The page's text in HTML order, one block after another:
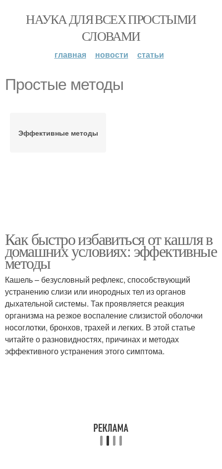
НАУКА ДЛЯ ВСЕХ ПРОСТЫМИ
СЛОВАМИ
главная новости статьи
Простые методы
Эффективные методы
Как быстро избавиться от кашля в
домашних условиях: эффективные
методы
Кашель – безусловный рефлекс, способствующий
устранению слизи или инородных тел из органов
дыхательной системы. Так проявляется реакция
организма на резкое воспаление слизистой оболочки
носоглотки, бронхов, трахей и легких. В этой статье
читайте о разновидностях, причинах и методах
эффективного устранения этого симптома.